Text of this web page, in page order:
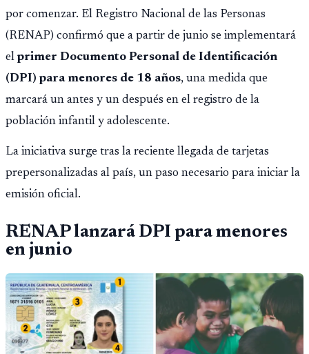
por comenzar. El Registro Nacional de las Personas
(RENAP) confirmó que a partir de junio se implementará
el primer Documento Personal de Identificación
(DPI) para menores de 18 años, una medida que
marcará un antes y un después en el registro de la
población infantil y adolescente.
La iniciativa surge tras la reciente llegada de tarjetas
prepersonalizadas al país, un paso necesario para iniciar la
emisión oficial.
RENAP lanzará DPI para menores
en junio